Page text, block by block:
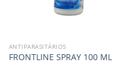
ANTIPARASITÁRIOS
FRONTLINE SPRAY 100 ML